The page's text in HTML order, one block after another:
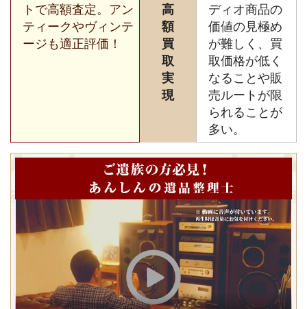
トで高額査定。アン
ティークやヴィンテ
ージも適正評価！
高
額
買
取
実
現
ディオ商品の
価値の見極め
が難しく、買
取価格が低く
なることや販
売ルートが限
られることが
多い。